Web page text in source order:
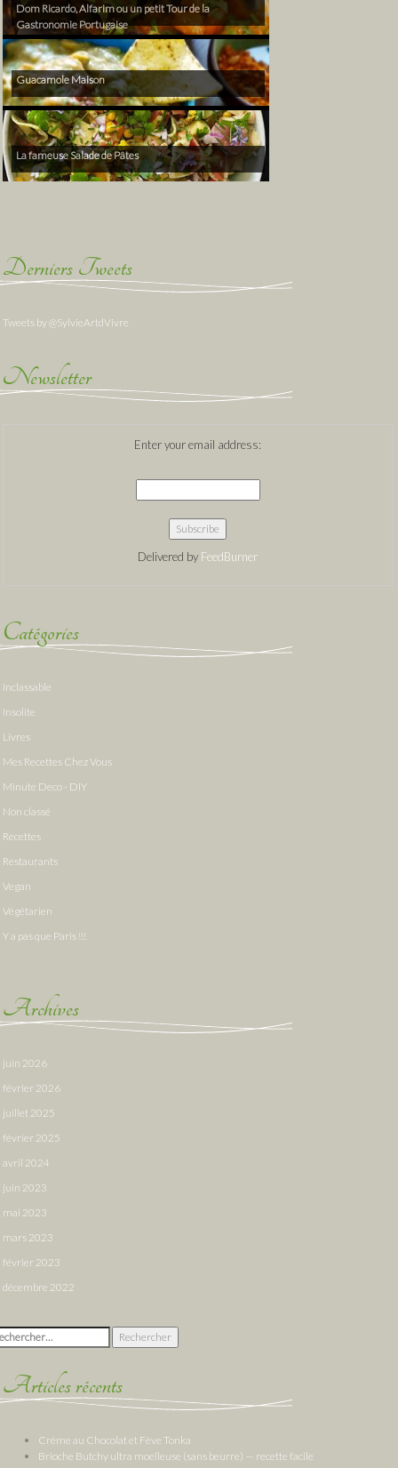
Dom Ricardo, Alfarim ou un petit Tour de la
Gastronomie Portugaise
Guacamole Maison
La fameuse Salade de Pâtes
Derniers Tweets
Tweets by @SylvieArtdVivre
Newsletter
Enter your email address:
Delivered by FeedBurner
Catégories
Inclassable
Insolite
Livres
Mes Recettes Chez Vous
Minute Deco - DIY
Non classé
Recettes
Restaurants
Vegan
Végétarien
Y a pas que Paris !!!
Archives
juin 2026
février 2026
juillet 2025
février 2025
avril 2024
juin 2023
mai 2023
mars 2023
février 2023
décembre 2022
:
Articles récents
Crème au Chocolat et Fève Tonka
Brioche Butchy ultra moelleuse (sans beurre) — recette facile